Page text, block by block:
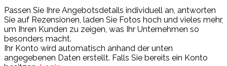
Passen Sie Ihre Angebotsdetails individuell an, antworten
Sie auf Rezensionen, laden Sie Fotos hoch und vieles mehr,
um Ihren Kunden zu zeigen, was Ihr Unternehmen so
besonders macht.
Ihr Konto wird automatisch anhand der unten
angegebenen Daten erstellt. Falls Sie bereits ein Konto